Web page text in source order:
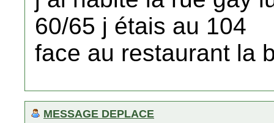
60/65 j étais au 104
face au restaurant la
MESSAGE DEPLACE